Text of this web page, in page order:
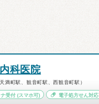
科医院
満町駅、観音町駅、西観音町駅）
受付(スマホ可) 電子処方せん対応